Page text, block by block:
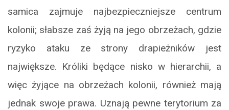
samica zajmuje najbezpieczniejsze centrum
kolonii; słabsze zaś żyją na jego obrzeżach, gdzie
ryzyko ataku ze strony drapieżników jest
największe. Króliki będące nisko w hierarchii, a
więc żyjące na obrzeżach kolonii, również mają
jednak swoje prawa. Uznają pewne terytorium za